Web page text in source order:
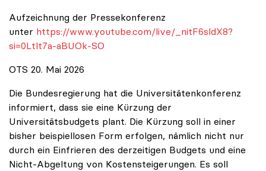
Aufzeichnung der Pressekonferenz
unter https://www.youtube.com/live/_nitF6sldX8?
si=0Ltlt7a-aBUOk-SO
OTS 20. Mai 2026
Die Bundesregierung hat die Universitätenkonferenz
informiert, dass sie eine Kürzung der
Universitätsbudgets plant. Die Kürzung soll in einer
bisher beispiellosen Form erfolgen, nämlich nicht nur
durch ein Einfrieren des derzeitigen Budgets und eine
Nicht-Abgeltung von Kostensteigerungen. Es soll